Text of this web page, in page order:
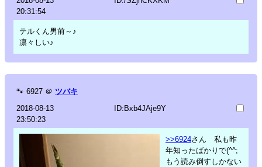
20:31:54
テルくん男前～♪
凛々しい♪
🐾 6927 ＠ ツバキ
2018-08-13
23:50:23
ID:Bxb4JAje9Y
>>6924さん 私も昨
年知ったばかりで(^^;
もう読み倒すしかない